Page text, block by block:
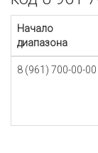
Начало
диапазона
8 (961) 700-00-00